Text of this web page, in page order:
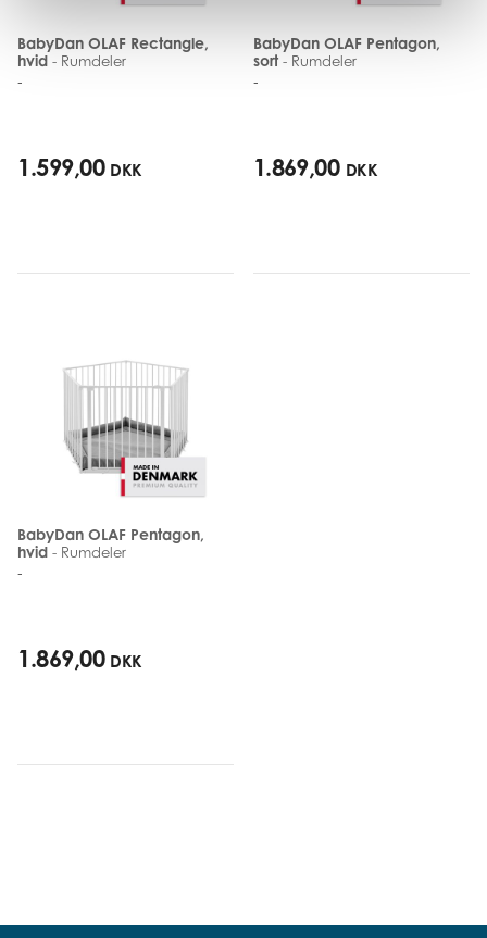
BabyDan OLAF Rectangle,
hvid- Rumdeler
-
1.599,00 DKK
BabyDan OLAF Pentagon,
sort - Rumdeler
-
1.869,00 DKK
BabyDan OLAF Pentagon,
hvid- Rumdeler
-
1.869,00 DKK